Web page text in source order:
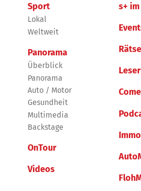
Sport
Lokal
Weltweit
Panorama
Überblick
Panorama
Auto / Motor
Gesundheit
Multimedia
Backstage
OnTour
Videos
s+